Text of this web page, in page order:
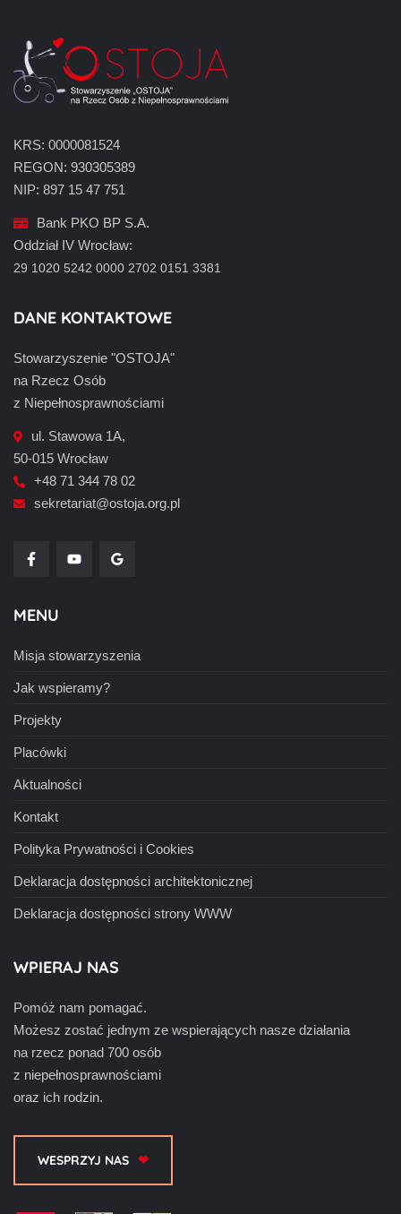
KRS: 0000081524
REGON: 930305389
NIP: 897 15 47 751
Bank PKO BP S.A.
Oddział IV Wrocław:
29 1020 5242 0000 2702 0151 3381
DANE KONTAKTOWE
Stowarzyszenie "OSTOJA"
na Rzecz Osób
z Niepełnosprawnościami
ul. Stawowa 1A,
50-015 Wrocław
+48 71 344 78 02
sekretariat@ostoja.org.pl
MENU
Misja stowarzyszenia
Jak wspieramy?
Projekty
Placówki
Aktualności
Kontakt
Polityka Prywatności i Cookies
Deklaracja dostępności architektonicznej
Deklaracja dostępności strony WWW
WPIERAJ NAS
Pomóż nam pomagać.
Możesz zostać jednym ze wspierających nasze działania
na rzecz ponad 700 osób
z niepełnosprawnościami
oraz ich rodzin.
WESPRZYJ NAS